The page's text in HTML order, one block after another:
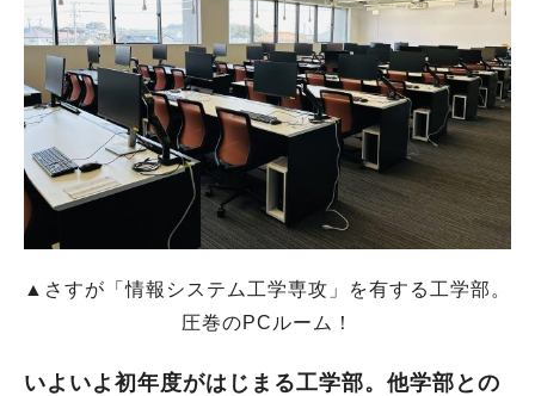
▲さすが「情報システム工学専攻」を有する工学部。
圧巻のPCルーム！
いよいよ初年度がはじまる工学部。他学部との